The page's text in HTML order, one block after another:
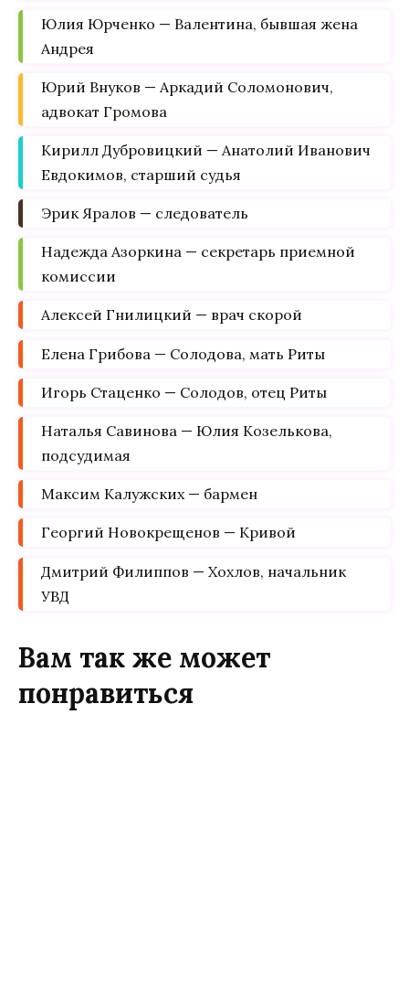
Юлия Юрченко — Валентина, бывшая жена
Андрея
Юрий Внуков — Аркадий Соломонович,
адвокат Громова
Кирилл Дубровицкий — Анатолий Иванович
Евдокимов, старший судья
Эрик Яралов — следователь
Надежда Азоркина — секретарь приемной
комиссии
Алексей Гнилицкий — врач скорой
Елена Грибова — Солодова, мать Риты
Игорь Стаценко — Солодов, отец Риты
Наталья Савинова — Юлия Козелькова,
подсудимая
Максим Калужских — бармен
Георгий Новокрещенов — Кривой
Дмитрий Филиппов — Хохлов, начальник
УВД
Вам так же может
понравиться